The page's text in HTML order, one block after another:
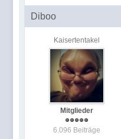
Diboo
Kaisertentakel
Mitglieder
6.096 Beiträge